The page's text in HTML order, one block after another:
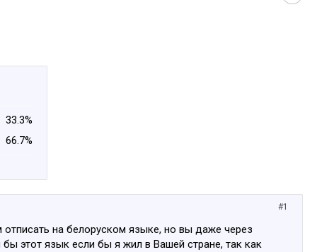
33.3%
66.7%
#1
на белоруском языке, но вы даже через
этот язык если бы я жил в Вашей стране, так как